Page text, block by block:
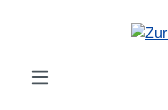
Zum Hauptinhalt